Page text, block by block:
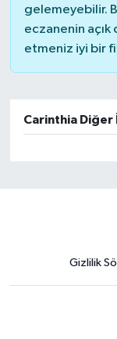
gelemeyebilir.
eczanenin açık
etmeniz iyi bir
Carinthia Diğer
Gizlilik